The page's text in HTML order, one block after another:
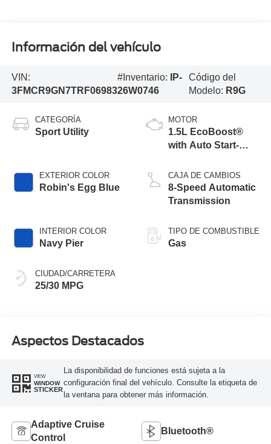
Información del vehículo
VIN:
3FMCR9GN7TRF06983
#Inventario:
IP-
26W0746
Código del
Modelo: R9G
CATEGORÍA
Sport Utility
EXTERIOR COLOR
Robin's Egg Blue
INTERIOR COLOR
Navy Pier
CIUDAD/CARRETERA
25/30 MPG
MOTOR
1.5L EcoBoost®
with Auto Start-
CAJA DE CAMBIOS
8-Speed Automatic
Transmission
TIPO DE COMBUSTIBLE
Gas
Aspectos Destacados
VIEW
WINDOW
STICKER
La disponibilidad de funciones está sujeta a la
configuración final del vehículo. Consulte la etiqueta de
la ventana para obtener más información.
Adaptive Cruise
Control
Bluetooth®